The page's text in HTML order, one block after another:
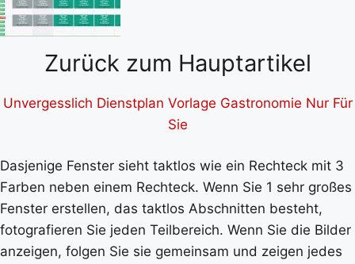
Zurück zum Hauptartikel
Unvergesslich Dienstplan Vorlage Gastronomie Nur Für
Sie
Dasjenige Fenster sieht taktlos wie ein Rechteck mit 3
Farben neben einem Rechteck. Wenn Sie 1 sehr großes
Fenster erstellen, das taktlos Abschnitten besteht,
fotografieren Sie jeden Teilbereich. Wenn Sie die Bilder
anzeigen, folgen Sie sie gemeinsam und zeigen jedes